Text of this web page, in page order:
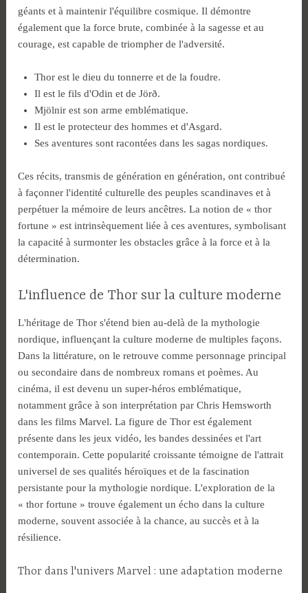
géants et à maintenir l'équilibre cosmique. Il démontre
également que la force brute, combinée à la sagesse et au
courage, est capable de triompher de l'adversité.
Thor est le dieu du tonnerre et de la foudre.
Il est le fils d'Odin et de Jörð.
Mjölnir est son arme emblématique.
Il est le protecteur des hommes et d'Asgard.
Ses aventures sont racontées dans les sagas nordiques.
Ces récits, transmis de génération en génération, ont contribué
à façonner l'identité culturelle des peuples scandinaves et à
perpétuer la mémoire de leurs ancêtres. La notion de « thor
fortune » est intrinsèquement liée à ces aventures, symbolisant
la capacité à surmonter les obstacles grâce à la force et à la
détermination.
L'influence de Thor sur la culture moderne
L'héritage de Thor s'étend bien au-delà de la mythologie
nordique, influençant la culture moderne de multiples façons.
Dans la littérature, on le retrouve comme personnage principal
ou secondaire dans de nombreux romans et poèmes. Au
cinéma, il est devenu un super-héros emblématique,
notamment grâce à son interprétation par Chris Hemsworth
dans les films Marvel. La figure de Thor est également
présente dans les jeux vidéo, les bandes dessinées et l'art
contemporain. Cette popularité croissante témoigne de l'attrait
universel de ses qualités héroïques et de la fascination
persistante pour la mythologie nordique. L'exploration de la
« thor fortune » trouve également un écho dans la culture
moderne, souvent associée à la chance, au succès et à la
résilience.
Thor dans l'univers Marvel : une adaptation moderne